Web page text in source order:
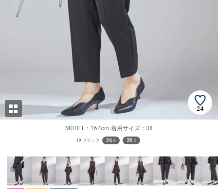
24
MODEL：164cm 着用サイズ：38
19 ブラック 36 ○ 38 ○